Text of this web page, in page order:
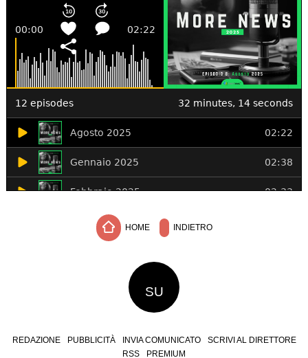
HOME INDIETRO
SU
REDAZIONE PUBBLICITÀ INVIA COMUNICATO
SCRIVI AL DIRETTORE
RSS
PREMIUM